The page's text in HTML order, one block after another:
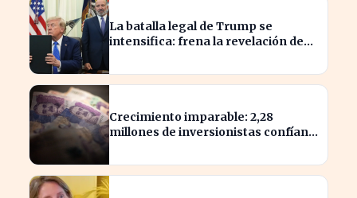
La batalla legal de Trump se
intensifica: frena la revelación de
Crecimiento imparable: 2,28
millones de inversionistas confían
billones